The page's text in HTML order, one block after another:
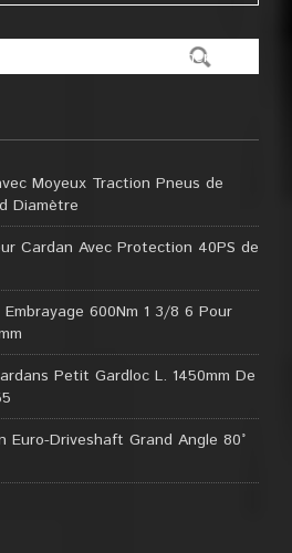
Moyeux Traction Pneus de
Diamètre
Cardan Avec Protection 40PS de
600Nm 1 3/8 6 Pour
Petit Gardloc L. 1450mm De
Euro-Driveshaft Grand Angle 80°